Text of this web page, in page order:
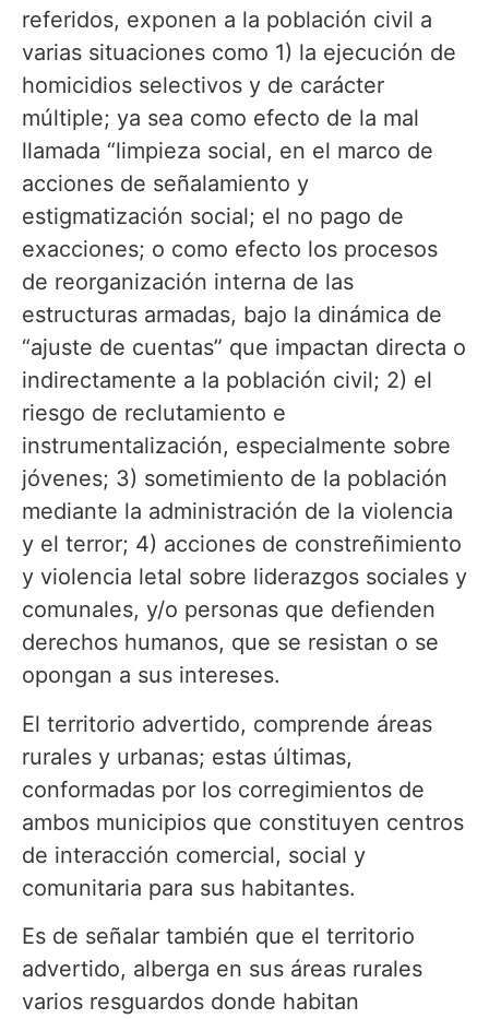
referidos, exponen a la población civil a
varias situaciones como 1) la ejecución de
homicidios selectivos y de carácter
múltiple; ya sea como efecto de la mal
llamada “limpieza social, en el marco de
acciones de señalamiento y
estigmatización social; el no pago de
exacciones; o como efecto los procesos
de reorganización interna de las
estructuras armadas, bajo la dinámica de
“ajuste de cuentas” que impactan directa o
indirectamente a la población civil; 2) el
riesgo de reclutamiento e
instrumentalización, especialmente sobre
jóvenes; 3) sometimiento de la población
mediante la administración de la violencia
y el terror; 4) acciones de constreñimiento
y violencia letal sobre liderazgos sociales y
comunales, y/o personas que defienden
derechos humanos, que se resistan o se
opongan a sus intereses.
El territorio advertido, comprende áreas
rurales y urbanas; estas últimas,
conformadas por los corregimientos de
ambos municipios que constituyen centros
de interacción comercial, social y
comunitaria para sus habitantes.
Es de señalar también que el territorio
advertido, alberga en sus áreas rurales
varios resguardos donde habitan